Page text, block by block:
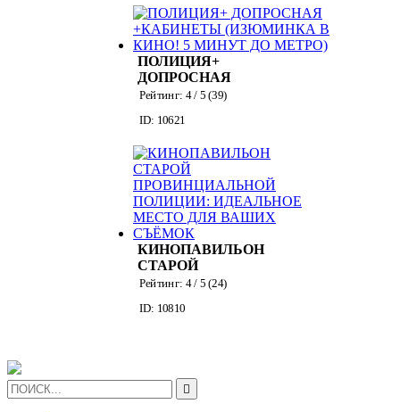
ПОЛИЦИЯ+
ДОПРОСНАЯ
+КАБИНЕТЫ
КИНО! 5 МИНУТ
Рейтинг: 4/ 5 (39)
ID: 10621
КИНОПАВИЛЬОН
СТАРОЙ
ПРОВИНЦИАЛЬНОЙ
ИДЕАЛЬНОЕ
Рейтинг: 4/ 5 (24)
ID: 10810
